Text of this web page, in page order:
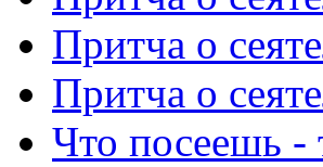
Притча о
Притча о
Что посеешь